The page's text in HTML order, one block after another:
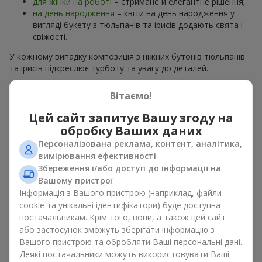
на день народження – квіти на день народження у
вигляді букету з тюльпанів та ірисів додають свята і
свіжості.
У кожному випадку композиція з ніжних бутонів тюльпанів
та ірисів підкреслює турботу та увагу до деталей.
Психологія кольорів у букетах
з тюльпанів та ірисів
Кольори у весняній флористиці мають велике значення.
Блакитно-жовті відтінки в композиції символізують надію,
спокій і життєву енергію. Це класичне поєднання
контрастних кольорів убукетіз тюльпанів та ірисів
виглядає свіжо і водночас елегантно. Жовті тюльпани
дарують відчуття радості, асині та фіолетові іриси– спокій і
стабільність. Такий букет з тюльпанів та ірисів створює
яскравий весняний настрій і заряджає позитивом.
Варіанти оформлення букетів з
Вітаємо!
Цей сайт запитує Вашу згоду на
обробку Ваших даних
Персоналізована реклама, контент, аналітика,
вимірювання ефективності
Збереження і/або доступ до інформації на
Вашому пристрої
Інформація з Вашого пристрою (наприклад, файли
cookie та унікальні ідентифікатори) буде доступна
постачальникам. Крім того, вони, а також цей сайт
або застосунок зможуть зберігати інформацію з
Вашого пристрою та обробляти Ваші персональні дані.
Деякі постачальники можуть використовувати Ваші